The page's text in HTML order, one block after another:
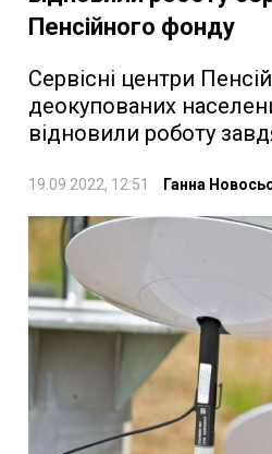
Пенсійного фонду
Сервісні центри
деокупованих
відновили роботу
19.09.2022, 12:51 Ганна